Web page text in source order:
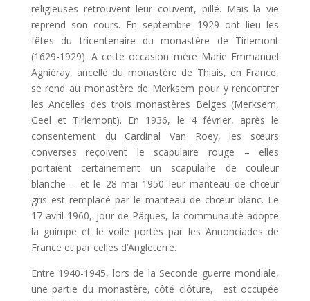
religieuses retrouvent leur couvent, pillé. Mais la vie
reprend son cours. En septembre 1929 ont lieu les
fêtes du tricentenaire du monastère de Tirlemont
(1629-1929). A cette occasion mère Marie Emmanuel
Agniéray, ancelle du monastère de Thiais, en France,
se rend au monastère de Merksem pour y rencontrer
les Ancelles des trois monastères Belges (Merksem,
Geel et Tirlemont). En 1936, le 4 février, après le
consentement du Cardinal Van Roey, les sœurs
converses reçoivent le scapulaire rouge – elles
portaient certainement un scapulaire de couleur
blanche – et le 28 mai 1950 leur manteau de chœur
gris est remplacé par le manteau de chœur blanc. Le
17 avril 1960, jour de Pâques, la communauté adopte
la guimpe et le voile portés par les Annonciades de
France et par celles d’Angleterre.
Entre 1940-1945, lors de la Seconde guerre mondiale,
une partie du monastère, côté clôture, est occupée